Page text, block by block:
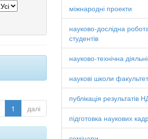
1 далі
міжнародні проекти
науково-дослідна
студентів
науково-технічна
наукові школи
публікація результатів
підготовка наукових